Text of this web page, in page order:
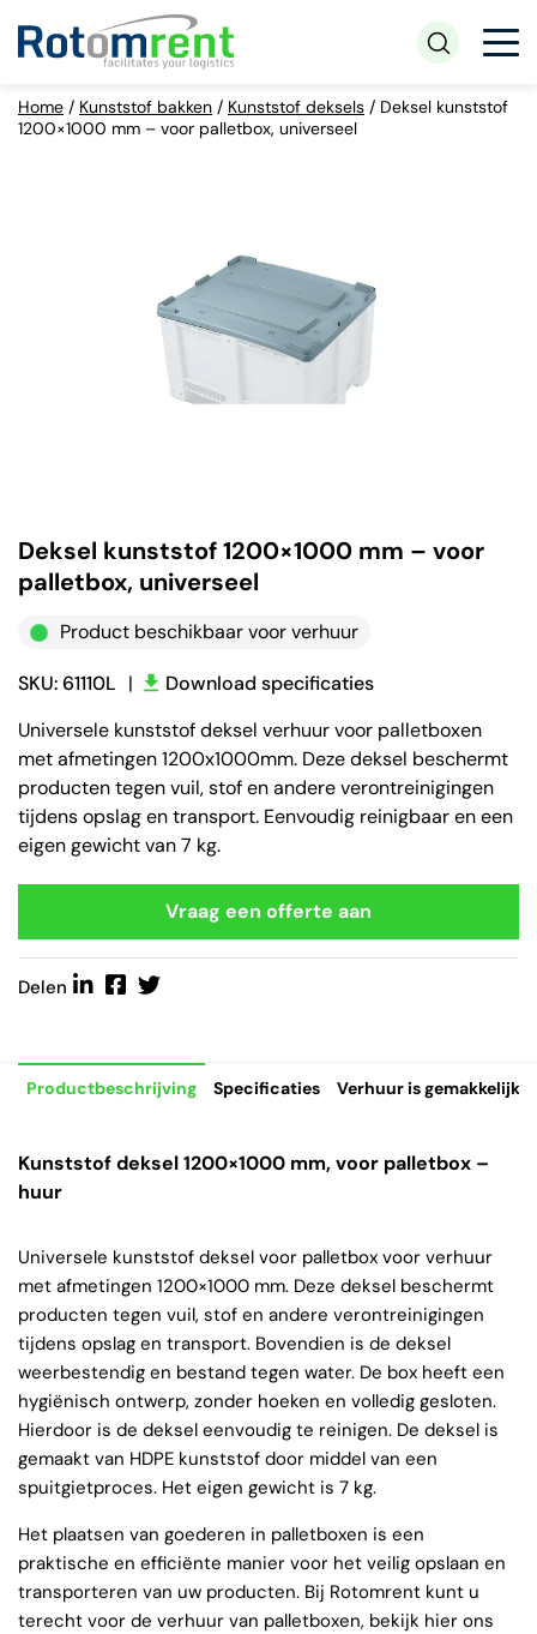
Home / Kunststof bakken / Kunststof deksels / Deksel kunststof
1200×1000 mm – voor palletbox, universeel
Deksel kunststof 1200×1000 mm – voor
palletbox, universeel
Product beschikbaar voor verhuur
SKU: 61110L |
Download specificaties
Universele kunststof deksel verhuur voor palletboxen
met afmetingen 1200x1000mm. Deze deksel beschermt
producten tegen vuil, stof en andere verontreinigingen
tijdens opslag en transport. Eenvoudig reinigbaar en een
eigen gewicht van 7 kg.
Vraag een offerte aan
Delen
Productbeschrijving Specificaties Verhuur is gemakkelijk
Kunststof deksel 1200×1000 mm, voor palletbox –
huur
Universele kunststof deksel voor palletbox voor verhuur
met afmetingen 1200×1000 mm. Deze deksel beschermt
producten tegen vuil, stof en andere verontreinigingen
tijdens opslag en transport. Bovendien is de deksel
weerbestendig en bestand tegen water. De box heeft een
hygiënisch ontwerp, zonder hoeken en volledig gesloten.
Hierdoor is de deksel eenvoudig te reinigen. De deksel is
gemaakt van HDPE kunststof door middel van een
spuitgietproces. Het eigen gewicht is 7 kg.
Het plaatsen van goederen in palletboxen is een
praktische en efficiënte manier voor het veilig opslaan en
transporteren van uw producten. Bij Rotomrent kunt u
terecht voor de verhuur van palletboxen, bekijk hier ons